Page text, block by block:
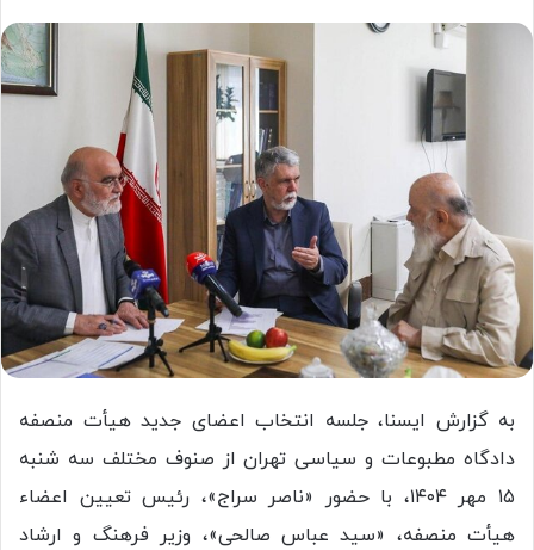
به گزارش ایسنا، جلسه انتخاب اعضای جدید هیأت منصفه
دادگاه مطبوعات و سیاسی تهران از صنوف مختلف سه شنبه
۱۵ مهر ۱۴۰۴، با حضور «ناصر سراج»، رئیس تعیین اعضاء
هیأت منصفه، «سید عباس صالحی»، وزیر فرهنگ و ارشاد